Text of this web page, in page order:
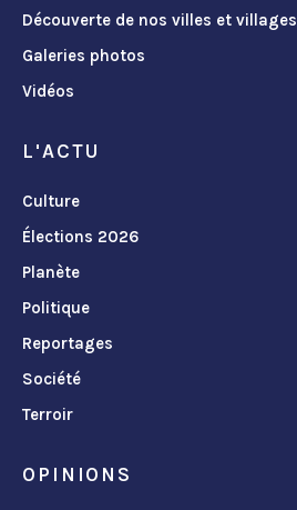
Découverte de nos villes et villages
Galeries photos
Vidéos
L'ACTU
Culture
Élections 2026
Planète
Politique
Reportages
Société
Terroir
OPINIONS